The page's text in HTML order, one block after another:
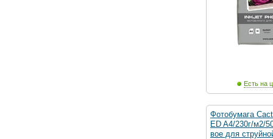
Есть на
Фотобумага
ED A4/230г/м2/
вое для